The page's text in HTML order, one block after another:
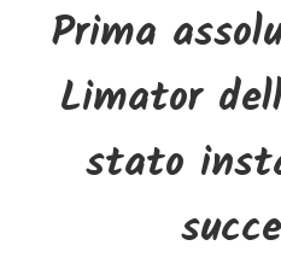
Prima
Limator
stato